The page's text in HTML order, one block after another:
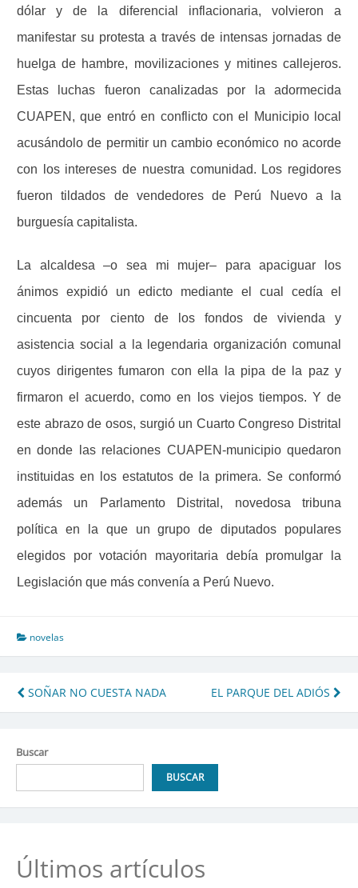
dólar y de la diferencial inflacionaria, volvieron a
manifestar su protesta a través de intensas jornadas de
huelga de hambre, movilizaciones y mitines callejeros.
Estas luchas fueron canalizadas por la adormecida
CUAPEN, que entró en conflicto con el Municipio local
acusándolo de permitir un cambio económico no acorde
con los intereses de nuestra comunidad. Los regidores
fueron tildados de vendedores de Perú Nuevo a la
burguesía capitalista.
La alcaldesa –o sea mi mujer– para apaciguar los
ánimos expidió un edicto mediante el cual cedía el
cincuenta por ciento de los fondos de vivienda y
asistencia social a la legendaria organización comunal
cuyos dirigentes fumaron con ella la pipa de la paz y
firmaron el acuerdo, como en los viejos tiempos. Y de
este abrazo de osos, surgió un Cuarto Congreso Distrital
en donde las relaciones CUAPEN-municipio quedaron
instituidas en los estatutos de la primera. Se conformó
además un Parlamento Distrital, novedosa tribuna
política en la que un grupo de diputados populares
elegidos por votación mayoritaria debía promulgar la
Legislación que más convenía a Perú Nuevo.
novelas
Navegación
de
entradas
SOÑAR NO CUESTA NADA EL PARQUE DEL ADIÓS
Buscar
BUSCAR
Últimos artículos